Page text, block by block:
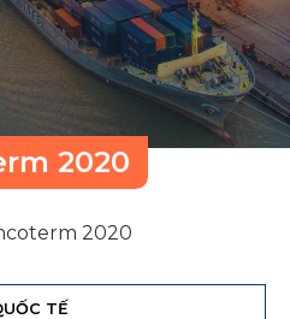
2020
2020
TẾ